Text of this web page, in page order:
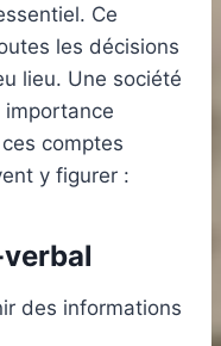
Ce
les décisions
lieu. Une société
comptes
y figurer :
des informations